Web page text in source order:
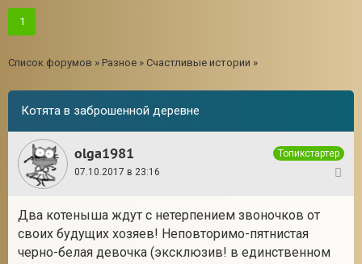
1
Список форумов » Разное » Счастливые истории »
Котята в заброшенной деревне
olga1981
Топикстартер
07.10.2017 в 23:16
Два котеныша ждут с нетерпением звоночков от
своих будущих хозяев! Неповторимо-пятнистая
черно-белая девочка (эксклюзив! в единственном